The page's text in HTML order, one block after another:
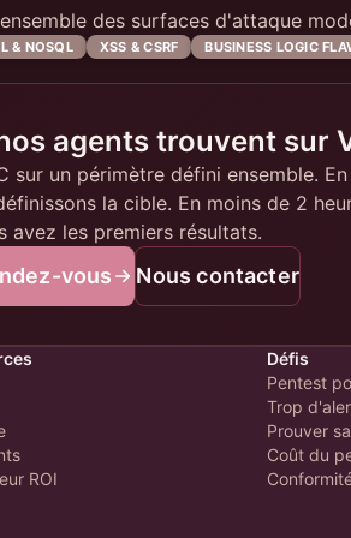
des surfaces d'attaque
& NOSQL XSS & CSRF
BUSINESS LOGIC
agents trouvent sur
sur un périmètre défini ensemble.
la cible. En moins de 2
avez les premiers résultats.
vous Nous contacter
ROI
Défis
Pentest
Trop
Prouver
Coût du